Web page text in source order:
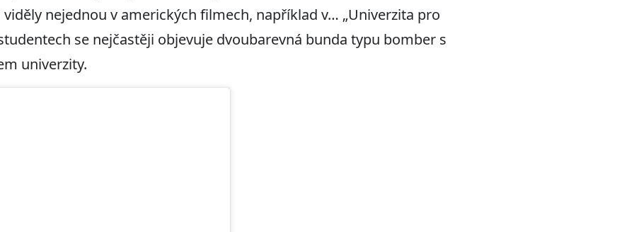
nejednou v amerických filmech, například v… „Univerzita pro
se nejčastěji objevuje dvoubarevná bunda typu bomber s
univerzity.